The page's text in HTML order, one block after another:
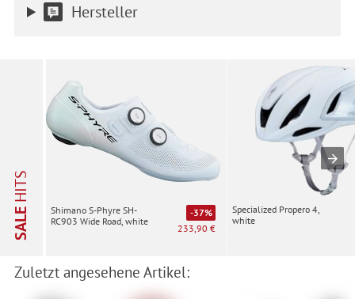
Hersteller
SALE
HITS
Shimano S-Phyre SH-
RC903 Wide Road, white
-37%
233,90 €
Specialized Propero 4,
white
Zuletzt angesehene Artikel: